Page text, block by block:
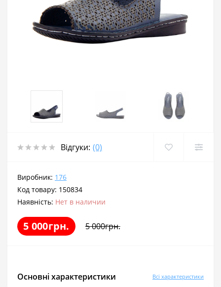
Відгуки: (0)
Виробник: 176
Код товару: 150834
Наявність: Нет в наличии
5 000грн. 5 000грн.
Основні характеристики Всі характеристики